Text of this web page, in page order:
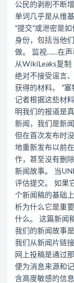
公民的剥削不断
单词几乎是从维
“提交”或泄密是
身份，包括当他
做。 监视……在声
从WikiLeaks复制
绝对不接受谣言
获得的材料。 ”
记者根据这些材
明我们的报道是
新闻，我们是新
但在首次发布时
地重新发布以前
作，甚至没有删
新闻故事。 当
评估提交。 如果
个新闻稿的基础
析为什么它是重
什么。 这篇新闻
我们的新闻故事
我们从新闻片链
网上投稿是通过
便为消息来源和
含高度敏感的信